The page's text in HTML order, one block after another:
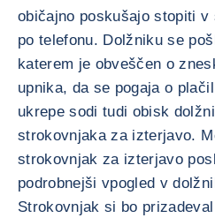
običajno poskušajo stopiti
po telefonu. Dolžniku se
katerem je obveščen o
upnika, da se pogaja o
ukrepe sodi tudi obisk
strokovnjaka za izterjavo.
strokovnjak za izterjavo
podrobnejši vpogled v
Strokovnjak si bo